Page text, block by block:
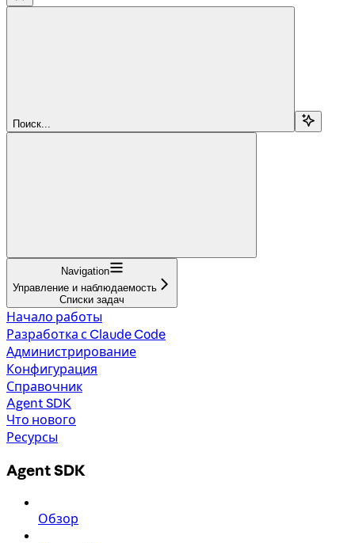
Поиск...
Navigation
Управление и наблюдаемость
Списки задач
Начало работы
Разработка с Claude Code
Администрирование
Конфигурация
Справочник
Agent SDK
Что нового
Ресурсы
Agent SDK
Обзор